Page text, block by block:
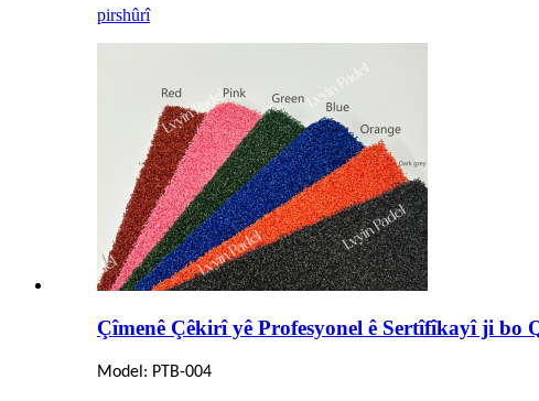
pirshûrî
Çîmenê Çêkirî yê Profesyonel ê Sertîfîkayî ji bo
Model: PTB-004